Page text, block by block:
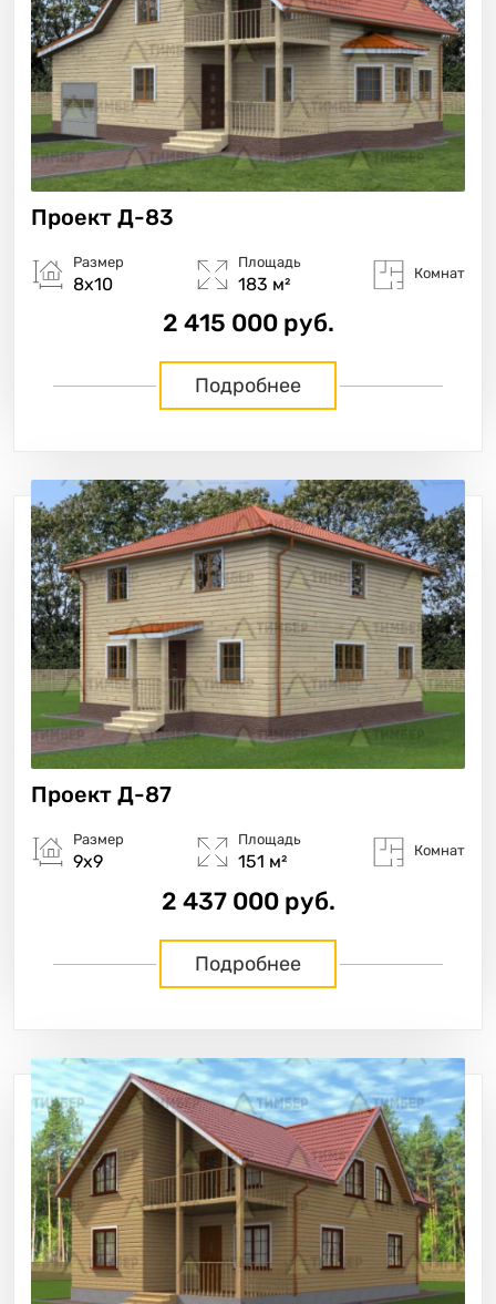
Проект Д-83
Размер
8х10
Площадь
183 м²
Комнат
2 415 000 руб.
Подробнее
Проект Д-87
Размер
9х9
Площадь
151 м²
Комнат
2 437 000 руб.
Подробнее